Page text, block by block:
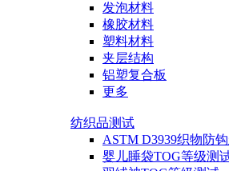
发泡材料
橡胶材料
塑料材料
夹层结构
铝塑复合板
更多
纺织品测试
ASTM D3939织物防
婴儿睡袋TOG等级测